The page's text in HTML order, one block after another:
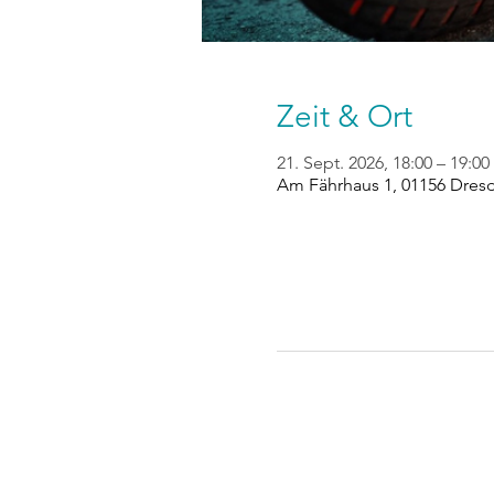
Zeit & Ort
21. Sept. 2026, 18:00 – 19:00
Am Fährhaus 1, 01156